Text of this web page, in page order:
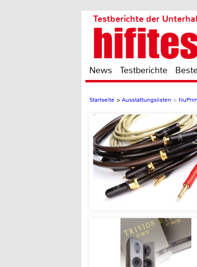
Testberichte der
News Testberichte
Startseite > Ausstattungslisten >